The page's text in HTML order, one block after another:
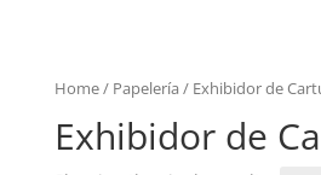
Home/ Papelería / Exhibidor de
Exhibidor de